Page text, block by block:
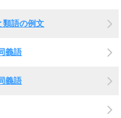
類語の例文
義語
義語